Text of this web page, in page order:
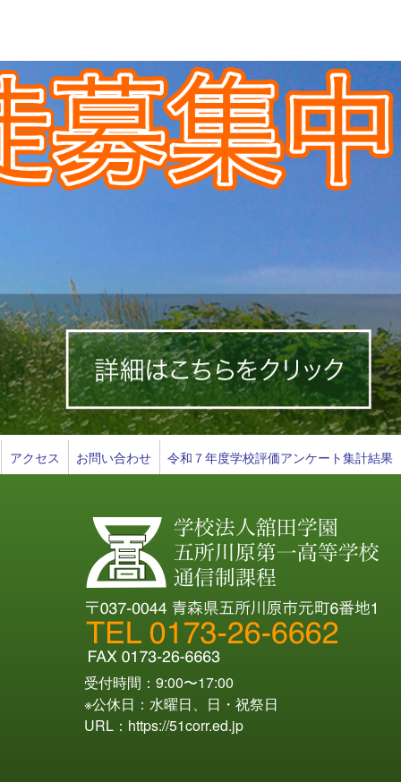
アクセス お問い合わせ 令和７年度学校評価アンケート集計結果
受付時間：9:00〜17:00
※公休日：水曜日、日・祝祭日
URL： https://51corr.ed.jp